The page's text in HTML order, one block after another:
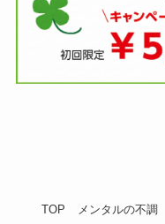
TOP メンタルの不調